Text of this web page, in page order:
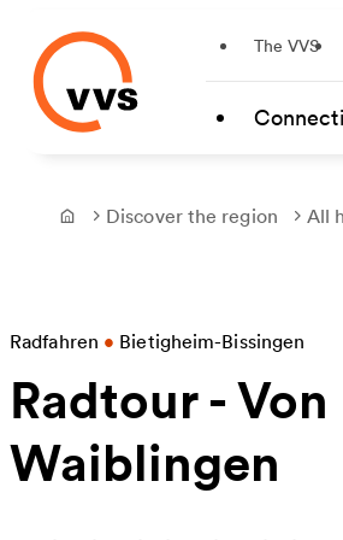
Skip to main content
The VVS
Frontpage
Discover the region All
Radfahren • Bietigheim-Bissingen
Radtour -
Waiblingen